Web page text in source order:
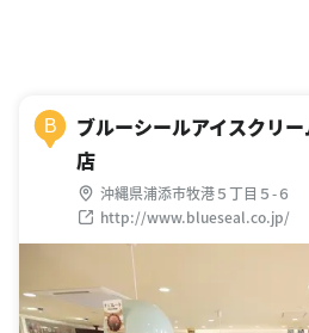
B
ブルーシールアイスクリ
店
沖縄県浦添市牧港５丁目５-６
http://www.blueseal.co.jp/